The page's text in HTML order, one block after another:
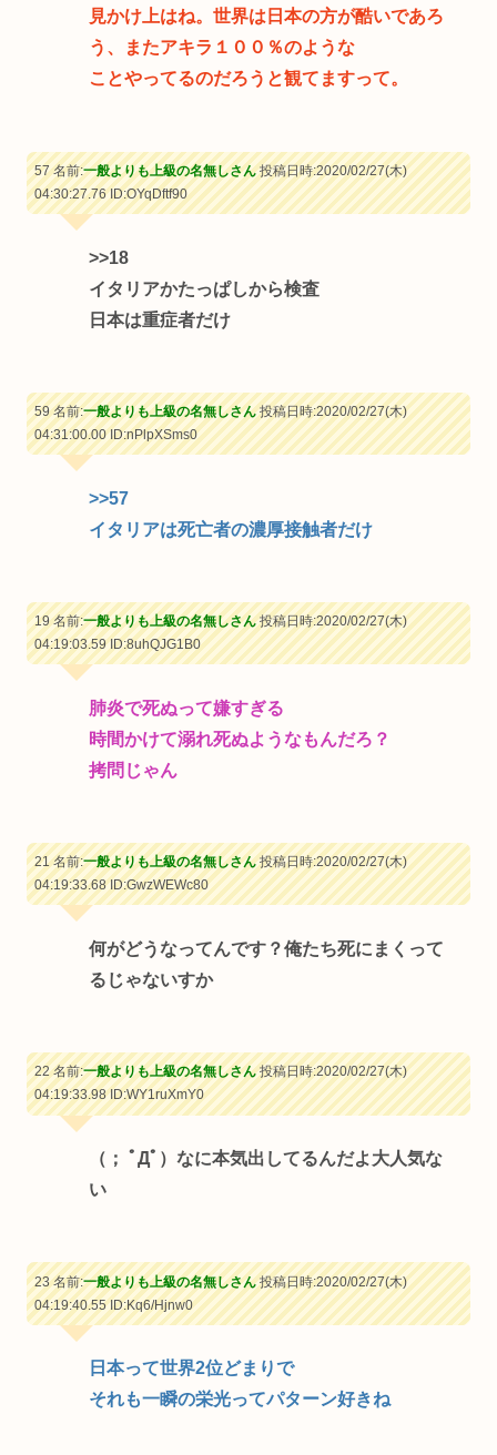
見かけ上はね。世界は日本の方が酷いであろ
う、またアキラ１００％のような
ことやってるのだろうと観てますって。
57 名前:一般よりも上級の名無しさん投稿日時:2020/02/27(木)
04:30:27.76ID:OYqDftf90
>>18
イタリアかたっぱしから検査
日本は重症者だけ
59 名前:一般よりも上級の名無しさん投稿日時:2020/02/27(木)
04:31:00.00ID:nPlpXSms0
>>57
イタリアは死亡者の濃厚接触者だけ
19 名前:一般よりも上級の名無しさん投稿日時:2020/02/27(木)
04:19:03.59ID:8uhQJG1B0
肺炎で死ぬって嫌すぎる
時間かけて溺れ死ぬようなもんだろ？
拷問じゃん
21 名前:一般よりも上級の名無しさん投稿日時:2020/02/27(木)
04:19:33.68ID:GwzWEWc80
何がどうなってんです？俺たち死にまくって
るじゃないすか
22 名前:一般よりも上級の名無しさん投稿日時:2020/02/27(木)
04:19:33.98ID:WY1ruXmY0
（； ﾟДﾟ）なに本気出してるんだよ大人気な
い
23 名前:一般よりも上級の名無しさん投稿日時:2020/02/27(木)
04:19:40.55ID:Kq6/Hjnw0
日本って世界2位どまりで
それも一瞬の栄光ってパターン好きね